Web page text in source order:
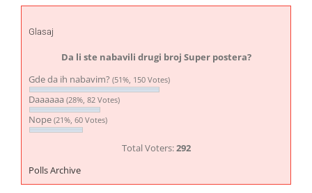
Glasaj
Da li ste nabavili drugi broj Super postera?
Gde da ih nabavim? (51%, 150 Votes)
Daaaaaa (28%, 82 Votes)
Nope (21%, 60 Votes)
Total Voters:292
Polls Archive